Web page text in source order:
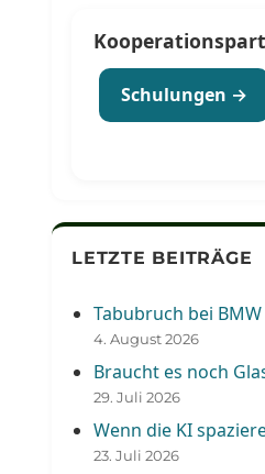
Schulungen →
LETZTE BEITRÄGE
Tabubruch bei BMW
4. August 2026
Braucht es noch
29. Juli 2026
Wenn die KI
23. Juli 2026